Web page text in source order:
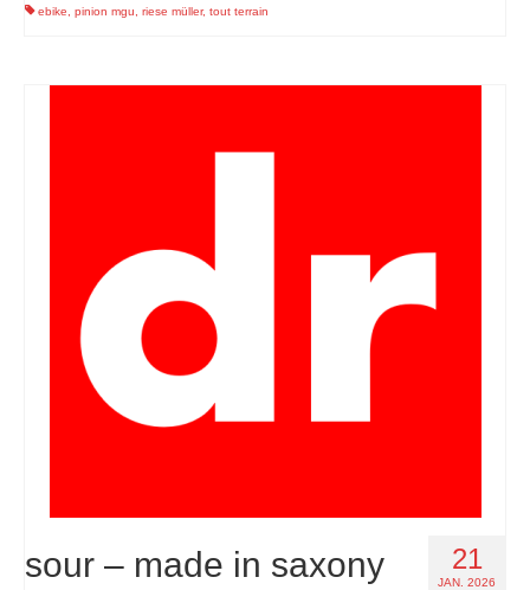
ebike pinion mgu riese müller, tout terrain
21
JAN. 2026
sour – made in saxony